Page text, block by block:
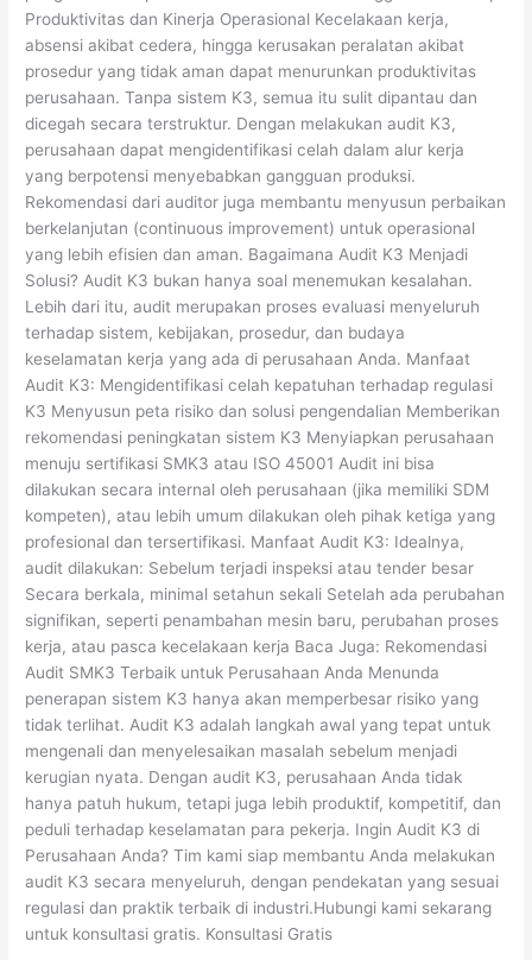
Produktivitas dan Kinerja Operasional Kecelakaan kerja,
absensi akibat cedera, hingga kerusakan peralatan akibat
prosedur yang tidak aman dapat menurunkan produktivitas
perusahaan. Tanpa sistem K3, semua itu sulit dipantau dan
dicegah secara terstruktur. Dengan melakukan audit K3,
perusahaan dapat mengidentifikasi celah dalam alur kerja
yang berpotensi menyebabkan gangguan produksi.
Rekomendasi dari auditor juga membantu menyusun perbaikan
berkelanjutan (continuous improvement) untuk operasional
yang lebih efisien dan aman. Bagaimana Audit K3 Menjadi
Solusi? Audit K3 bukan hanya soal menemukan kesalahan.
Lebih dari itu, audit merupakan proses evaluasi menyeluruh
terhadap sistem, kebijakan, prosedur, dan budaya
keselamatan kerja yang ada di perusahaan Anda. Manfaat
Audit K3: Mengidentifikasi celah kepatuhan terhadap regulasi
K3 Menyusun peta risiko dan solusi pengendalian Memberikan
rekomendasi peningkatan sistem K3 Menyiapkan perusahaan
menuju sertifikasi SMK3 atau ISO 45001 Audit ini bisa
dilakukan secara internal oleh perusahaan (jika memiliki SDM
kompeten), atau lebih umum dilakukan oleh pihak ketiga yang
profesional dan tersertifikasi. Manfaat Audit K3: Idealnya,
audit dilakukan: Sebelum terjadi inspeksi atau tender besar
Secara berkala, minimal setahun sekali Setelah ada perubahan
signifikan, seperti penambahan mesin baru, perubahan proses
kerja, atau pasca kecelakaan kerja Baca Juga: Rekomendasi
Audit SMK3 Terbaik untuk Perusahaan Anda Menunda
penerapan sistem K3 hanya akan memperbesar risiko yang
tidak terlihat. Audit K3 adalah langkah awal yang tepat untuk
mengenali dan menyelesaikan masalah sebelum menjadi
kerugian nyata. Dengan audit K3, perusahaan Anda tidak
hanya patuh hukum, tetapi juga lebih produktif, kompetitif, dan
peduli terhadap keselamatan para pekerja. Ingin Audit K3 di
Perusahaan Anda? Tim kami siap membantu Anda melakukan
audit K3 secara menyeluruh, dengan pendekatan yang sesuai
regulasi dan praktik terbaik di industri.Hubungi kami sekarang
untuk konsultasi gratis. Konsultasi Gratis